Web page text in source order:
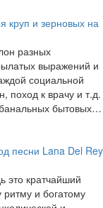
круп и зерновых на
разных
выражений и
социальной
поход к врачу и т.д.
бытовых…
песни Lana Del Rey
это кратчайший
ритму и богатому